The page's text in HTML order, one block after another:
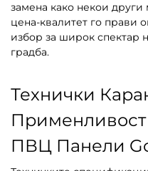
замена како некои други
цена-квалитет го прави
избор за широк спектар
градба.
Технички
ПВЦ Панели